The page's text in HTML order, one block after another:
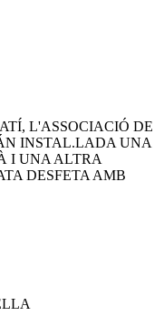
L'ASSOCIACIÓ DE
INSTAL.LADA UNA
I UNA ALTRA
DESFETA AMB